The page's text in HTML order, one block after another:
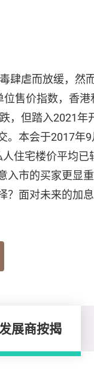
肆虐而放缓，然
售价指数，香
，但踏入2021年
。本会于2017年
住宅楼价平均已
入市的买家更显
？面对未来的加
展商按揭